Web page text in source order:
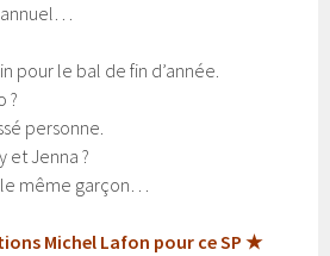
annuel…
pour le bal de fin d’année.
?
personne.
et Jenna ?
le même garçon…
Michel Lafon pour ce SP ★